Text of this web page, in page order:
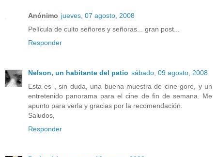
Anónimo jueves, 07 agosto, 2008
Película de culto señores y señoras... gran post...
Responder
Nelson, un habitante del patio sábado, 09 agosto, 2008
Esta es , sin duda, una buena muestra de cine gore, y un
entretenido panorama para el cine de fin de semana. Me
apunto para verla y gracias por la recomendación.
Saludos,
Responder